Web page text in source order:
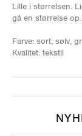
Lille i størrelsen.
gå en størrelse op.
Farve: sort, sølv,
Kvalitet: tekstil